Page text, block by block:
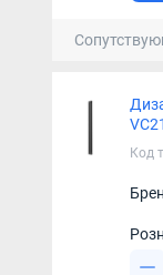
Код